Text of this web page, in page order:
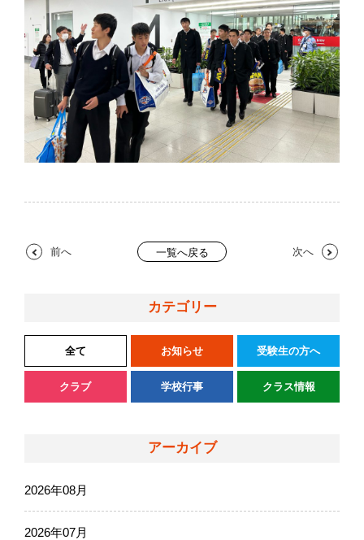
前へ 一覧へ戻る 次へ
カテゴリー
全て お知らせ 受験生の方へ
クラブ 学校行事 クラス情報
アーカイブ
2026年08月
2026年07月